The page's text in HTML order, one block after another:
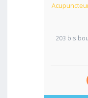
203 bis